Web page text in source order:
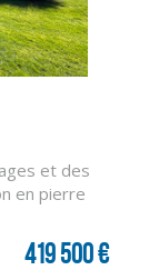
et des
en pierre
419 500 €